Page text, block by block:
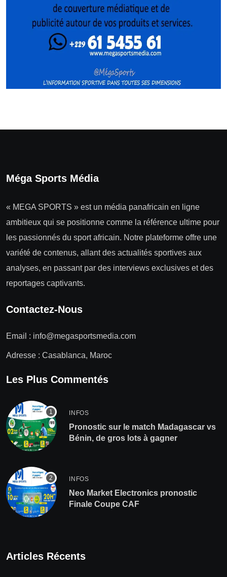
Méga Sports Média
« MEGA SPORTS » est un média panafricain en ligne
ambitieux qui se positionne comme la référence ultime pour
les passionnés du sport africain. Notre plateforme offre une
variété de contenus, allant des actualités sportives aux
analyses, en passant par des interviews exclusives et des
reportages captivants.
Contactez-Nous
Email : info@megasportsmedia.com
Adresse : Casablanca, Maroc
Les Plus Commentés
INFOS
Pronostic sur le match Madagascar vs
Bénin, de gros lots à gagner
INFOS
Neo Market Electronics pronostic
Finale Coupe CAF
Articles Récents